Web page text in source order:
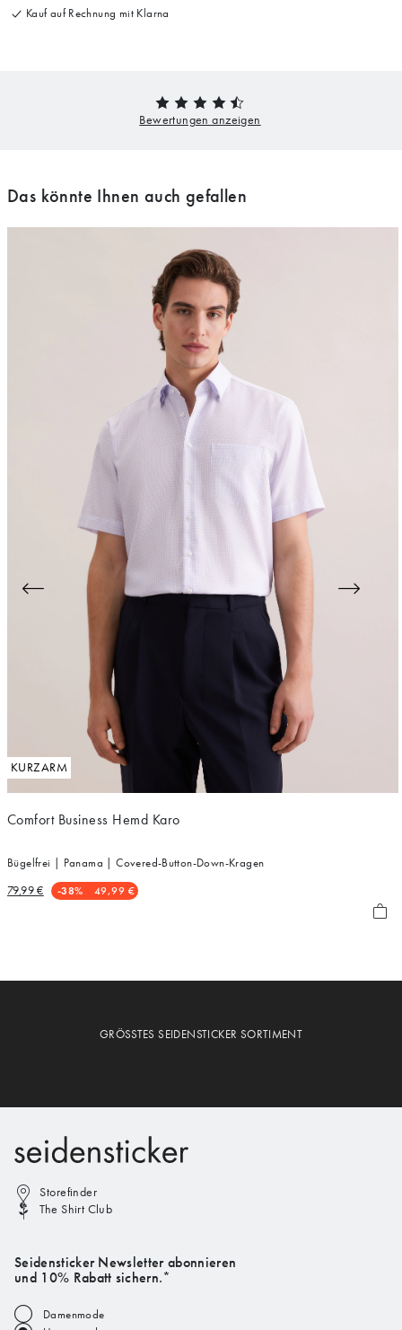
Kauf auf Rechnung mit Klarna
Das könnte Ihnen auch gefallen
KURZARM
Comfort Business Hemd Karo
Bügelfrei | Panama | Covered-Button-Down-Kragen
-38% 49,99 €
79,99 €
GRÖSSTES SEIDENSTICKER SORTIMENT
Storefinder
The Shirt Club
Seidensticker Newsletter abonnieren
und 10% Rabatt sichern.*
Damenmode